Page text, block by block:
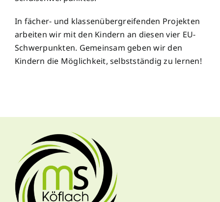
In fächer- und klassenübergreifenden Projekten
arbeiten wir mit den Kindern an diesen vier EU-
Schwerpunkten. Gemeinsam geben wir den
Kindern die Möglichkeit, selbstständig zu lernen!